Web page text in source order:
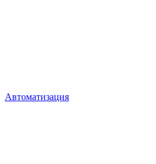
Автоматизация